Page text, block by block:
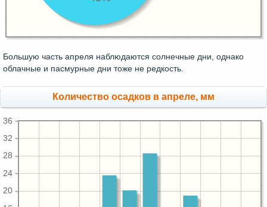
Большую часть апреля наблюдаются солнечные дни, однако
облачные и пасмурные дни тоже не редкость.
Количество осадков в апреле, мм
20
24
28
32
36